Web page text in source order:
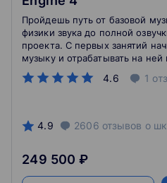
4.6 1
Пройдешь путь от базовой
физики звука до полной
проекта. С первых занятий
музыку и отрабатывать на
4.9 2606 отзывов о
249 500 ₽